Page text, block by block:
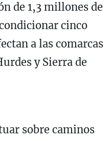
de 1,3 millones de
cinco
a las comarcas
y Sierra de
sobre caminos